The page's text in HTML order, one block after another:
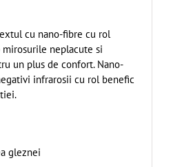
cu nano-fibre cu rol
neplacute si
un plus de confort. Nano-
infrarosii cu rol benefic
gleznei